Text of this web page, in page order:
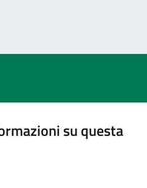
su questa